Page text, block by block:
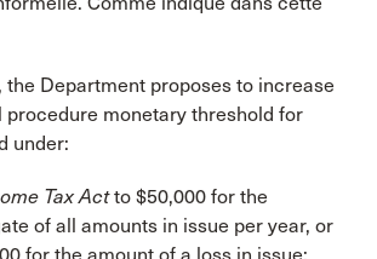
the Department proposes to increase
procedure monetary threshold for
under:
Tax Actto $50,000 for the
of all amounts in issue per year, or